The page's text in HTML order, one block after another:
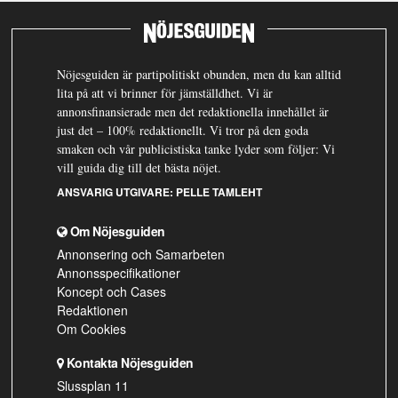
Nöjesguiden är partipolitiskt obunden, men du kan alltid
lita på att vi brinner för jämställdhet. Vi är
annonsfinansierade men det redaktionella innehållet är
just det – 100% redaktionellt. Vi tror på den goda
smaken och vår publicistiska tanke lyder som följer: Vi
vill guida dig till det bästa nöjet.
ANSVARIG UTGIVARE: PELLE TAMLEHT
Om Nöjesguiden
Annonsering och Samarbeten
Annonsspecifikationer
Koncept och Cases
Redaktionen
Om Cookies
Kontakta Nöjesguiden
Slussplan 11